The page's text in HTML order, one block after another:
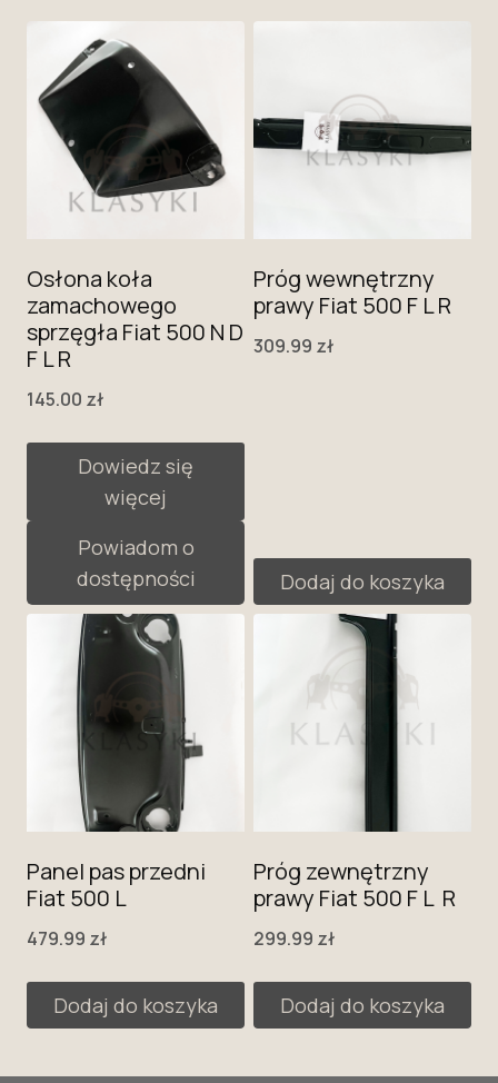
Osłona koła
zamachowego
sprzęgła Fiat 500 N D
F L R
145.00 zł
Dowiedz się
więcej
Powiadom o
dostępności
Próg wewnętrzny
prawy Fiat 500 F L R
309.99 zł
Dodaj do koszyka
Panel pas przedni
Fiat 500 L
479.99 zł
Dodaj do koszyka
Próg zewnętrzny
prawy Fiat 500 F L R
299.99 zł
Dodaj do koszyka